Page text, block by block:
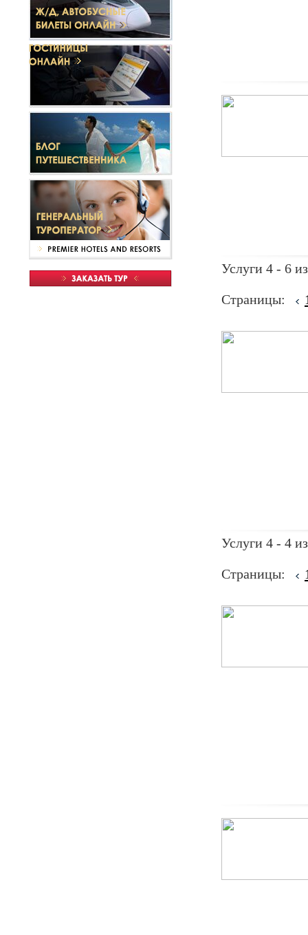
Услуги 4 - 6
Страницы:
Услуги 4 - 4
Страницы: